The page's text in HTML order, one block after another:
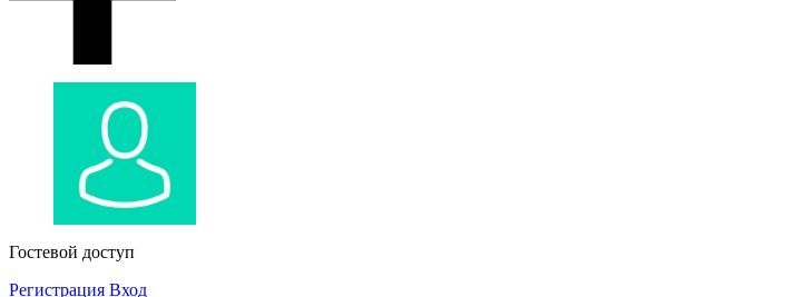
Гостевой доступ
Регистрация Вход